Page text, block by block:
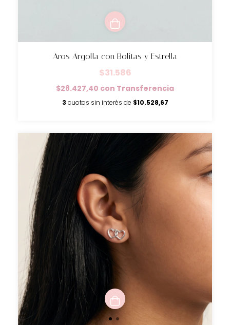
Aros Argolla con Bolitas y Estrella
$31.586
$28.427,40 con Transferencia
3 cuotas sin interés de $10.528,67